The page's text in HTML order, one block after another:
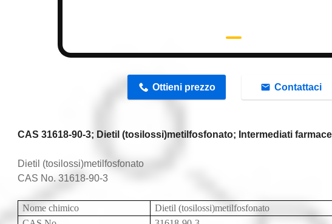
Ottieni prezzo Contattaci
CAS 31618-90-3; Dietil (tosilossi)metilfosfonato; Intermediati
Dietil (tosilossi)metilfosfonato
CAS No. 31618-90-3
Nome chimico
Dietil (tosilossi)metilfosfonato